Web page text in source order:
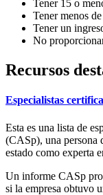
Tener 15 o
Tener menos
Tener un
No
Recursos
Especialistas
Esta es una lista de
(CASp), una persona
estado como experta
Un informe CASp
si la empresa obtuvo